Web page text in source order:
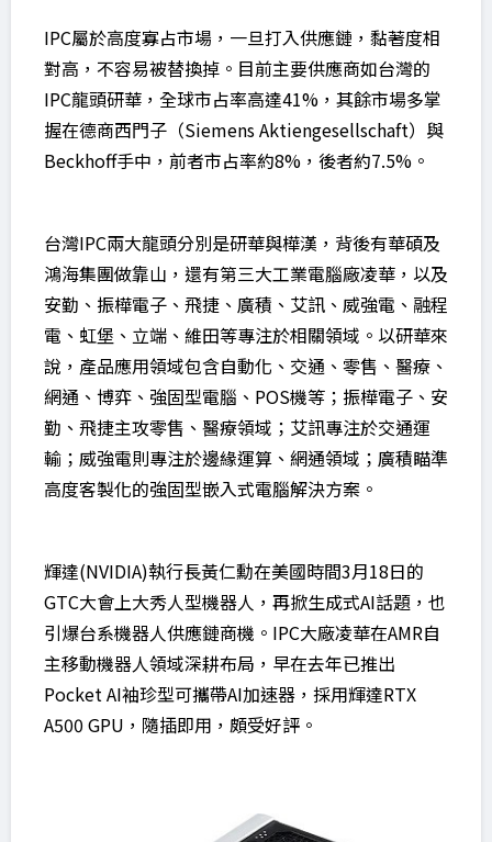
IPC屬於高度寡占市場，一旦打入供應鏈，黏著度相
對高，不容易被替換掉。目前主要供應商如台灣的
IPC龍頭研華，全球市占率高達41%，其餘市場多掌
握在德商西門子（Siemens Aktiengesellschaft）與
Beckhoff手中，前者市占率約8%，後者約7.5%。
台灣IPC兩大龍頭分別是研華與樺漢，背後有華碩及
鴻海集團做靠山，還有第三大工業電腦廠凌華，以及
安勤、振樺電子、飛捷、廣積、艾訊、威強電、融程
電、虹堡、立端、維田等專注於相關領域。以研華來
說，產品應用領域包含自動化、交通、零售、醫療、
網通、博弈、強固型電腦、POS機等；振樺電子、安
勤、飛捷主攻零售、醫療領域；艾訊專注於交通運
輸；威強電則專注於邊緣運算、網通領域；廣積瞄準
高度客製化的強固型嵌入式電腦解決方案。
輝達(NVIDIA)執行長黃仁勳在美國時間3月18日的
GTC大會上大秀人型機器人，再掀生成式AI話題，也
引爆台系機器人供應鏈商機。IPC大廠凌華在AMR自
主移動機器人領域深耕布局，早在去年已推出
Pocket AI袖珍型可攜帶AI加速器，採用輝達RTX
A500 GPU，隨插即用，頗受好評。